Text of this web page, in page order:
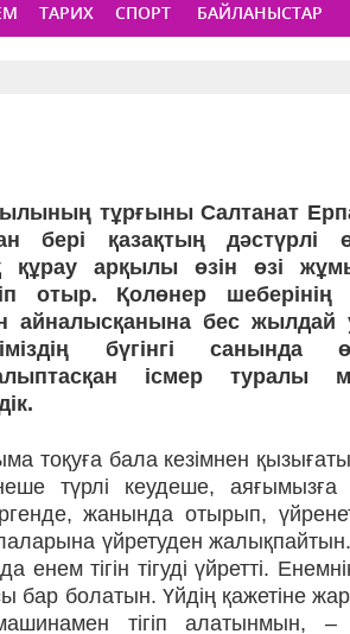
ТАРИХ СПОРТ БАЙЛАНЫСТАР
тұрғыны Салтанат
бері қазақтың дәстүрлі
құрау арқылы өзін өзі
отыр. Қолөнер шеберінің
айналысқанына бес жылдай
бүгінгі санында
ісмер туралы
тоқуға ба­­ла кезімнен
түрлі кеудеше,
жанында отырып,
үйретуден
енем тігін ті­гуді үйретті.
бар болатын. Үйдің қа­же­тіне
тігіп алатынмын, –